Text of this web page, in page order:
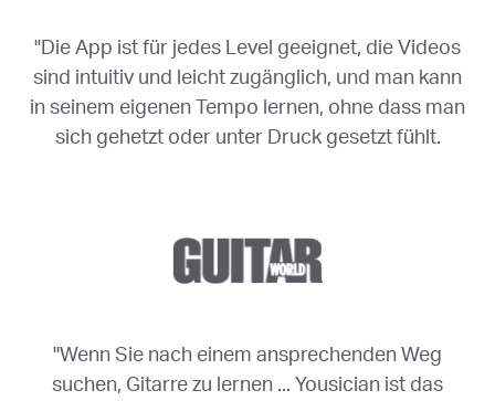
"Die App ist für jedes Level geeignet, die Videos
sind intuitiv und leicht zugänglich, und man kann
in seinem eigenen Tempo lernen, ohne dass man
sich gehetzt oder unter Druck gesetzt fühlt.
"Wenn Sie nach einem ansprechenden Weg
suchen, Gitarre zu lernen ... Yousician ist das